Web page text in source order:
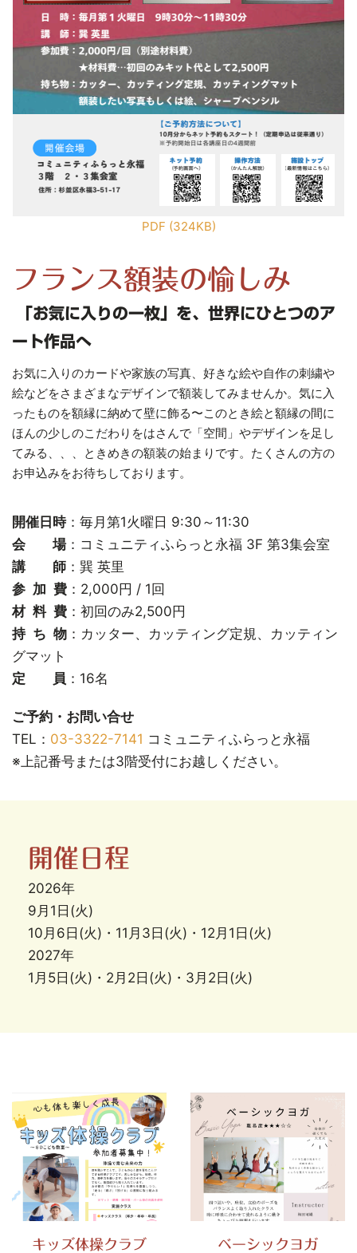
PDF (324KB)
フランス額装の愉しみ
「お気に入りの一枚」を、世界にひとつのア
ート作品へ
お気に入りのカードや家族の写真、好きな絵や自作の刺繍や
絵などをさまざまなデザインで額装してみませんか。気に入
ったものを額縁に納めて壁に飾る〜このとき絵と額縁の間に
ほんの少しのこだわりをはさんで「空間」やデザインを足し
てみる、、、ときめきの額装の始まりです。たくさんの方の
お申込みをお待ちしております。
開催日時：毎月第1火曜日 9:30～11:30
会 場：コミュニティふらっと永福 3F 第3集会室
講 師 ：巽 英里
参 加 費 ：2,000円 / 1回
材 料 費 ：初回のみ2,500円
持 ち 物 ：カッター、カッティング定規、カッティン
グマット
定 員 ：16名
ご予約・お問い合せ
TEL： 03-3322-7141 コミュニティふらっと永福
※上記番号または3階受付にお越しください。
開催日程
2026年
9月1日(火)
10月6日(火)・11月3日(火)・12月1日(火)
2027年
1月5日(火)・2月2日(火)・3月2日(火)
キッズ体操クラブ ベーシックヨガ